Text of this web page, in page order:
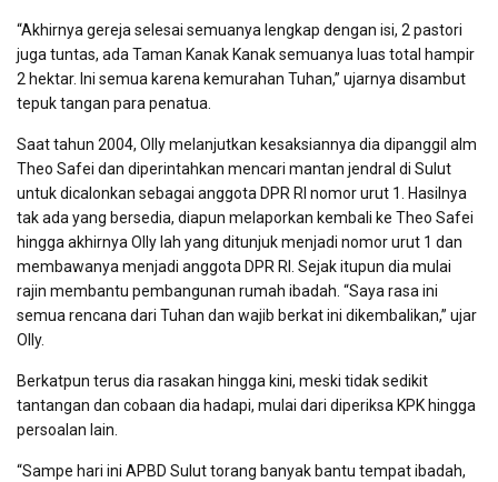
“Akhirnya gereja selesai semuanya lengkap dengan isi, 2 pastori
juga tuntas, ada Taman Kanak Kanak semuanya luas total hampir
2 hektar. Ini semua karena kemurahan Tuhan,” ujarnya disambut
tepuk tangan para penatua.
Saat tahun 2004, Olly melanjutkan kesaksiannya dia dipanggil alm
Theo Safei dan diperintahkan mencari mantan jendral di Sulut
untuk dicalonkan sebagai anggota DPR RI nomor urut 1. Hasilnya
tak ada yang bersedia, diapun melaporkan kembali ke Theo Safei
hingga akhirnya Olly lah yang ditunjuk menjadi nomor urut 1 dan
membawanya menjadi anggota DPR RI. Sejak itupun dia mulai
rajin membantu pembangunan rumah ibadah. “Saya rasa ini
semua rencana dari Tuhan dan wajib berkat ini dikembalikan,” ujar
Olly.
Berkatpun terus dia rasakan hingga kini, meski tidak sedikit
tantangan dan cobaan dia hadapi, mulai dari diperiksa KPK hingga
persoalan lain.
“Sampe hari ini APBD Sulut torang banyak bantu tempat ibadah,